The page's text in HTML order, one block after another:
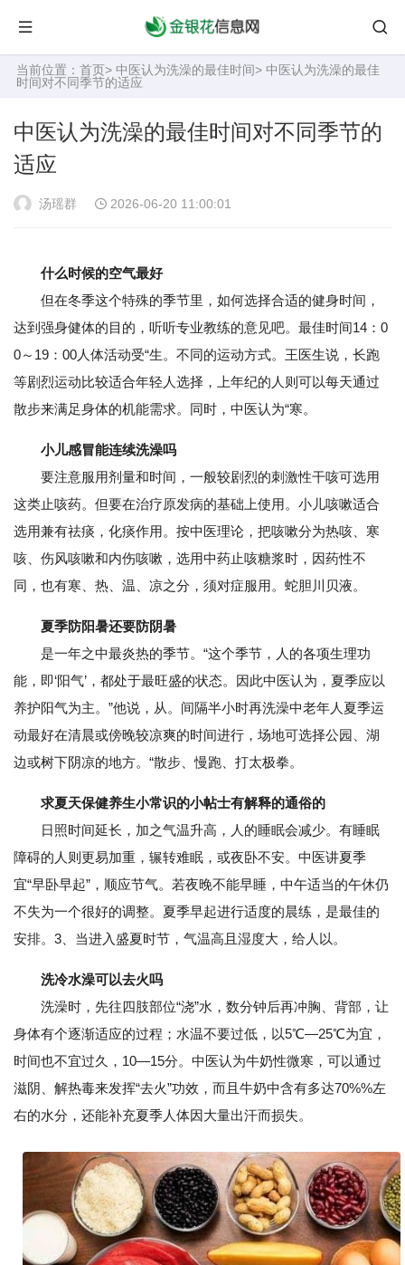
当前位置： 首页> 中医认为洗澡的最佳时间> 中医认为洗澡的最佳
时间对不同季节的适应
中医认为洗澡的最佳时间对不同季节的
适应
汤瑶群 2026-06-20 11:00:01
什么时候的空气最好
但在冬季这个特殊的季节里，如何选择合适的健身时间，
达到强身健体的目的，听听专业教练的意见吧。最佳时间14：0
0～19：00人体活动受“生。不同的运动方式。王医生说，长跑
等剧烈运动比较适合年轻人选择，上年纪的人则可以每天通过
散步来满足身体的机能需求。同时，中医认为“寒。
小儿感冒能连续洗澡吗
要注意服用剂量和时间，一般较剧烈的刺激性干咳可选用
这类止咳药。但要在治疗原发病的基础上使用。小儿咳嗽适合
选用兼有祛痰，化痰作用。按中医理论，把咳嗽分为热咳、寒
咳、伤风咳嗽和内伤咳嗽，选用中药止咳糖浆时，因药性不
同，也有寒、热、温、凉之分，须对症服用。蛇胆川贝液。
夏季防阳暑还要防阴暑
是一年之中最炎热的季节。“这个季节，人的各项生理功
能，即‘阳气’，都处于最旺盛的状态。因此中医认为，夏季应以
养护阳气为主。”他说，从。间隔半小时再洗澡中老年人夏季运
动最好在清晨或傍晚较凉爽的时间进行，场地可选择公园、湖
边或树下阴凉的地方。“散步、慢跑、打太极拳。
求夏天保健养生小常识的小帖士有解释的通俗的
日照时间延长，加之气温升高，人的睡眠会减少。有睡眠
障碍的人则更易加重，辗转难眠，或夜卧不安。中医讲夏季
宜“早卧早起”，顺应节气。若夜晚不能早睡，中午适当的午休仍
不失为一个很好的调整。夏季早起进行适度的晨练，是最佳的
安排。3、当进入盛夏时节，气温高且湿度大，给人以。
洗冷水澡可以去火吗
洗澡时，先往四肢部位“浇”水，数分钟后再冲胸、背部，让
身体有个逐渐适应的过程；水温不要过低，以5℃—25℃为宜，
时间也不宜过久，10—15分。中医认为牛奶性微寒，可以通过
滋阴、解热毒来发挥“去火”功效，而且牛奶中含有多达70%%左
右的水分，还能补充夏季人体因大量出汗而损失。